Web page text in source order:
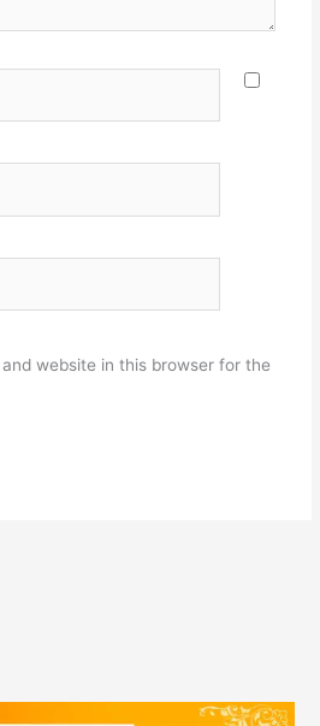
website in this browser for the